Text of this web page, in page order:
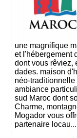
une magnifique
et l'hébergement
dont vous rêviez,
dades. maison
néo-
ambiance
sud Maroc dont
Charme,
Mogador vous
partenaire locau...